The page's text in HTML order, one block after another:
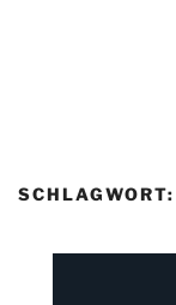
SCHLAGWORT: